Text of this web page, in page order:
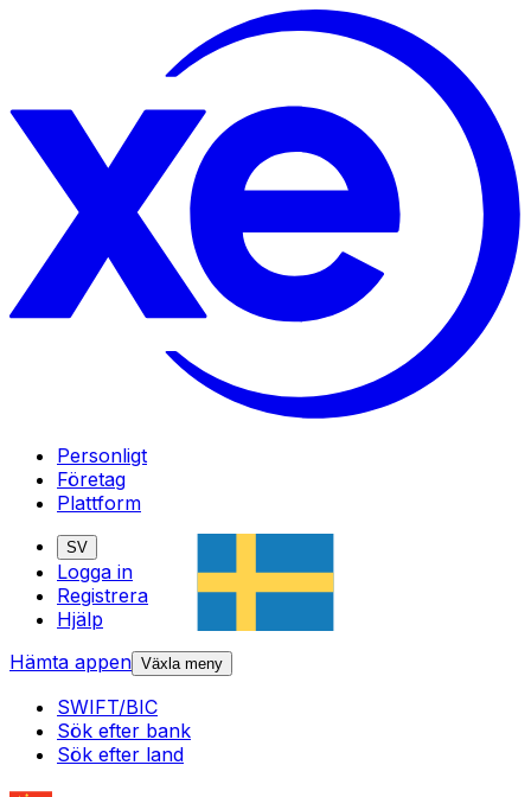
Personligt
Företag
Plattform
SV
Logga in
Registrera
Hjälp
Hämta appen Växla meny
SWIFT/BIC
Sök efter bank
Sök efter land